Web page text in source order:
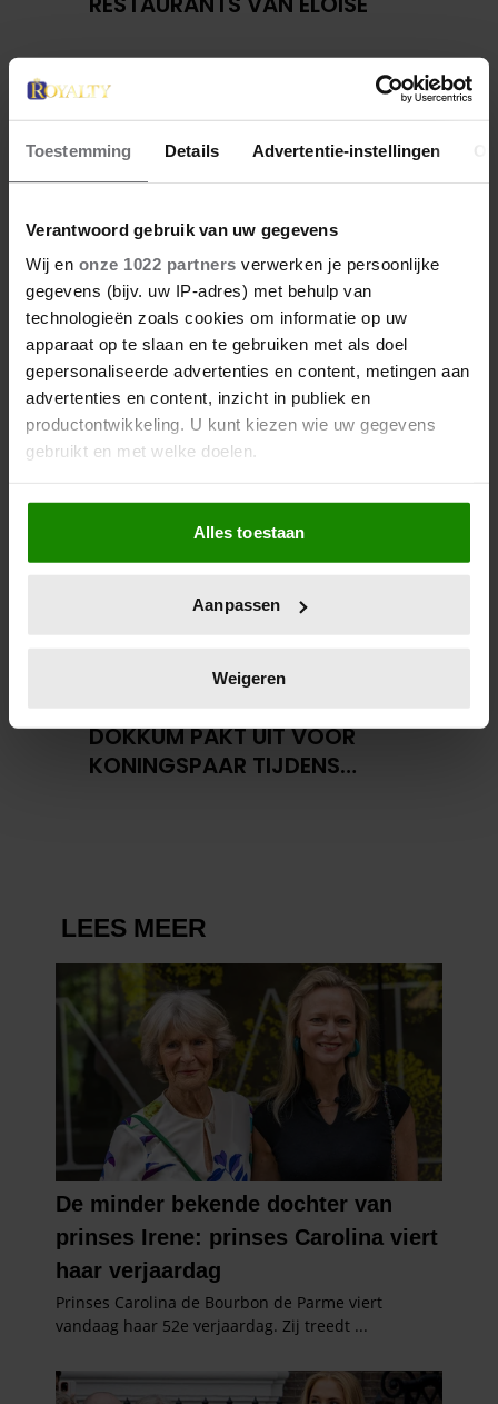
Toestemming Details Advertentie-instellingen
Verantwoord gebruik van uw gegevens
Wij en onze 1022 partners verwerken je persoonlijke
gegevens (bijv. uw IP-adres) met behulp van
technologieën zoals cookies om informatie op uw
apparaat op te slaan en te gebruiken met als doel
gepersonaliseerde advertenties en content, metingen aan
advertenties en content, inzicht in publiek en
productontwikkeling. U kunt kiezen wie uw gegevens
gebruikt en met welke doelen.
Als u het toestaat, willen we ook graag:
Informatie verzamelen over uw geografische
locatie, die tot een paar meter nauwkeurig kan zijn
scannen op specifieke eigenschappen (fingerprinting)
verwerkt en stel uw voorkeuren in het
intrekken in de Cookieverklaring.
We gebruiken cookies om content en advertenties te
informatie die u aan ze heeft verstrekt of die ze hebben
verzameld op basis van uw gebruik van hun services. U
gaat akkoord met onze cookies als u onze website blijft
gebruiken.
Alles toestaan
Aanpassen
Weigeren
27 april 2026
KONING WILLEM-ALEXANDER
JARIG: ZIJN MOOISTE
PORTRETTEN DOOR DE JAREN
HEEN
DOKKUM PAKT UIT VOOR
KONINGSPAAR TIJDENS